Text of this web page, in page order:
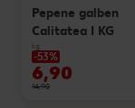
Pepene galben
Calitatea I KG
kg
-53%
6,90
14,90